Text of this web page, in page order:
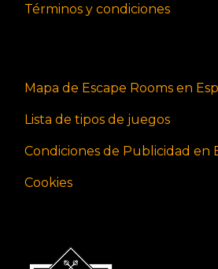
Términos y condiciones
Mapa de Escape Rooms en
Lista de tipos de juegos
Condiciones de Publicidad en
Cookies